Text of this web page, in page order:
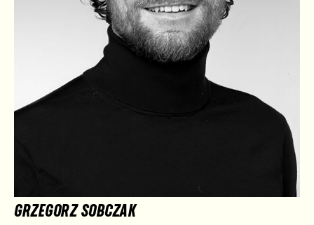
GRZEGORZ SOBCZAK